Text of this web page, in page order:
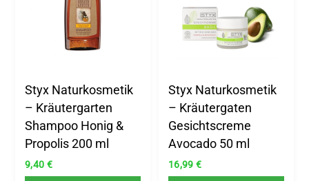
Styx Naturkosmetik
– Kräutergarten
Shampoo Honig &
Propolis 200 ml
9,40 €
Styx Naturkosmetik
– Kräutergaten
Gesichtscreme
Avocado 50 ml
16,99 €